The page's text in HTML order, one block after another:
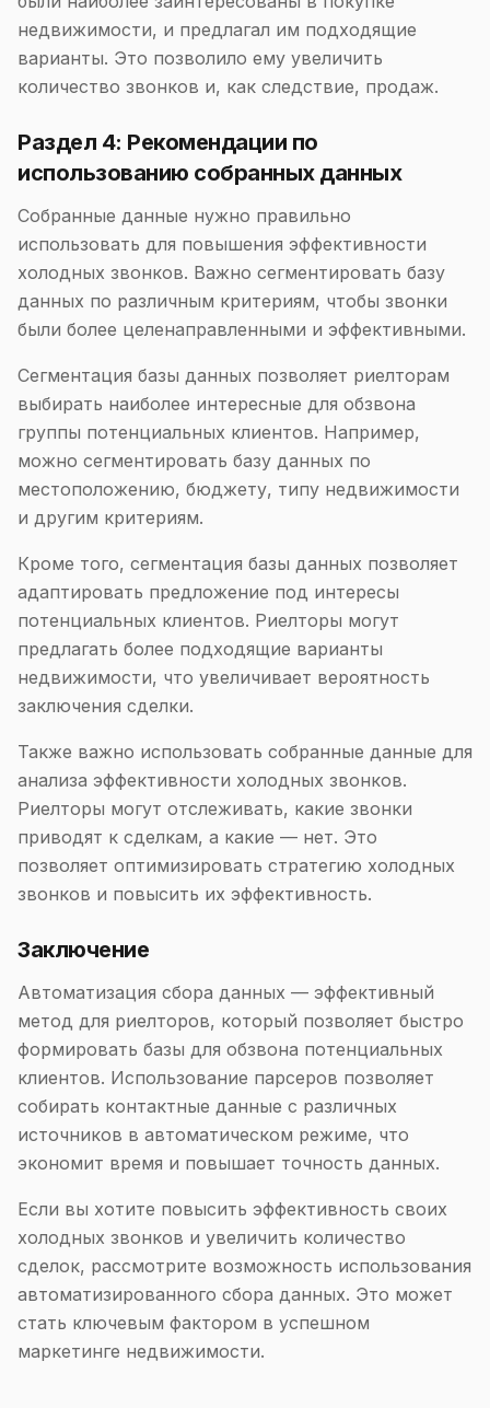
недвижимости, и предлагал им подходящие
варианты. Это позволило ему увеличить
количество звонков и, как следствие, продаж.
Раздел 4: Рекомендации по
использованию собранных данных
Собранные данные нужно правильно
использовать для повышения эффективности
холодных звонков. Важно сегментировать базу
данных по различным критериям, чтобы звонки
были более целенаправленными и эффективными.
Сегментация базы данных позволяет риелторам
выбирать наиболее интересные для обзвона
группы потенциальных клиентов. Например,
можно сегментировать базу данных по
местоположению, бюджету, типу недвижимости
и другим критериям.
Кроме того, сегментация базы данных позволяет
адаптировать предложение под интересы
потенциальных клиентов. Риелторы могут
предлагать более подходящие варианты
недвижимости, что увеличивает вероятность
заключения сделки.
Также важно использовать собранные данные для
анализа эффективности холодных звонков.
Риелторы могут отслеживать, какие звонки
приводят к сделкам, а какие — нет. Это
позволяет оптимизировать стратегию холодных
звонков и повысить их эффективность.
Заключение
Автоматизация сбора данных — эффективный
метод для риелторов, который позволяет быстро
формировать базы для обзвона потенциальных
клиентов. Использование парсеров позволяет
собирать контактные данные с различных
источников в автоматическом режиме, что
экономит время и повышает точность данных.
Если вы хотите повысить эффективность своих
холодных звонков и увеличить количество
сделок, рассмотрите возможность использования
автоматизированного сбора данных. Это может
стать ключевым фактором в успешном
маркетинге недвижимости.